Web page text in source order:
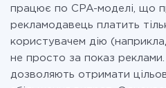
працює по CPA-моделі, що
рекламодавець платить
користувачем дію
не просто за показ реклами.
дозволяють отримати